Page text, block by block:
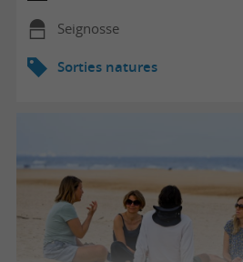
Seignosse
Sorties natures